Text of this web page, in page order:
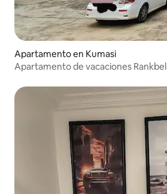
Apartamento en Kumasi
Apartamento de vacaciones Rankbel